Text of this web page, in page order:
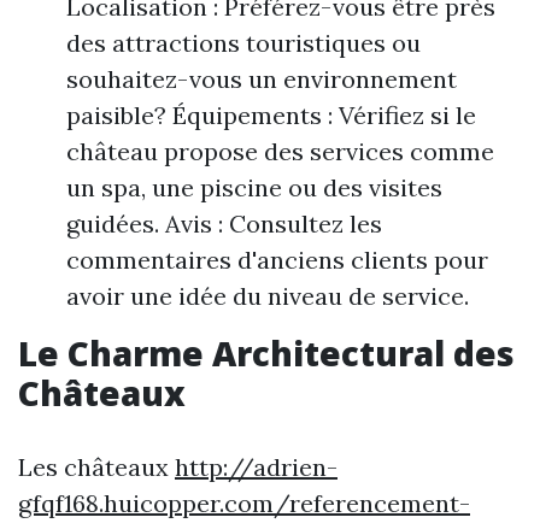
Localisation : Préférez-vous être près
des attractions touristiques ou
souhaitez-vous un environnement
paisible? Équipements : Vérifiez si le
château propose des services comme
un spa, une piscine ou des visites
guidées. Avis : Consultez les
commentaires d'anciens clients pour
avoir une idée du niveau de service.
Le Charme Architectural des
Châteaux
Les châteaux http://adrien-
gfqf168.huicopper.com/referencement-